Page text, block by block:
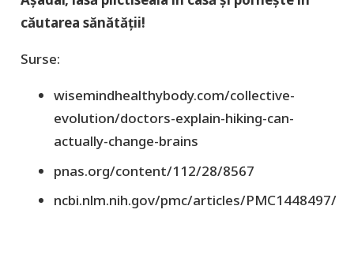
căutarea sănătății!
Surse:
wisemindhealthybody.com/collective-
evolution/doctors-explain-hiking-can-
actually-change-brains
pnas.org/content/112/28/8567
ncbi.nlm.nih.gov/pmc/articles/PMC1448497/